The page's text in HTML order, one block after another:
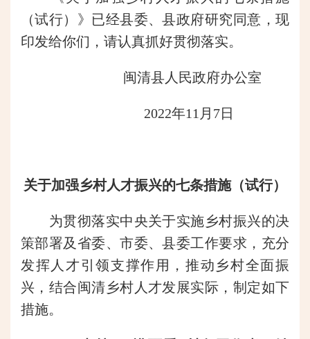
（试行）》已经县委、县政府研究同意，现
印发给你们，请认真抓好贯彻落实。
闽清县人民政府办公室
2022年11月7日
关于加强乡村人才振兴的七条措施（试行）
为贯彻落实中央关于实施乡村振兴的决
策部署及省委、市委、县委工作要求，充分
发挥人才引领支撑作用，推动乡村全面振
兴，结合闽清乡村人才发展实际，制定如下
措施。